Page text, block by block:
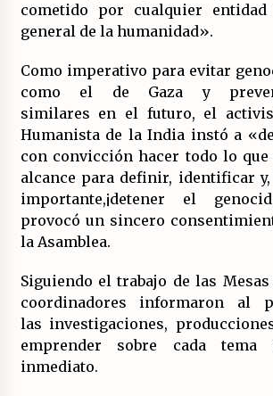
cometido por cualquier
general de la humanidad».
Como imperativo para evitar
como el de Gaza y
similares en el futuro, el
Humanista de la India instó a
con convicción hacer todo lo que
alcance para definir, identificar
importante,¡detener el
provocó un sincero
la Asamblea.
Siguiendo el trabajo de las Mesas
coordinadores informaron al
las investigaciones,
emprender sobre cada
inmediato.